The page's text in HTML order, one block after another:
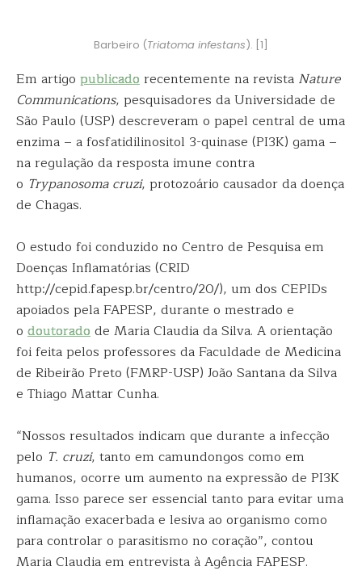
Barbeiro (Triatoma infestans). [1]
Em artigo publicadorecentemente na revista Nature
Communications, pesquisadores da Universidade de
São Paulo (USP) descreveram o papel central de uma
enzima – a fosfatidilinositol 3-quinase (PI3K) gama –
na regulação da resposta imune contra
o Trypanosoma cruzi, protozoário causador da doença
de Chagas.
O estudo foi conduzido no Centro de Pesquisa em
Doenças Inflamatórias (CRID
http://cepid.fapesp.br/centro/20/), um dos CEPIDs
apoiados pela FAPESP, durante o mestrado e
o doutoradode Maria Claudia da Silva. A orientação
foi feita pelos professores da Faculdade de Medicina
de Ribeirão Preto (FMRP-USP) João Santana da Silva
e Thiago Mattar Cunha.
“Nossos resultados indicam que durante a infecção
pelo T. cruzi, tanto em camundongos como em
humanos, ocorre um aumento na expressão de PI3K
gama. Isso parece ser essencial tanto para evitar uma
inflamação exacerbada e lesiva ao organismo como
para controlar o parasitismo no coração”, contou
Maria Claudia em entrevista à Agência FAPESP.